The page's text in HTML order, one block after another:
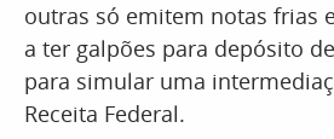
outras só emitem notas frias
a ter galpões para depósito
para simular uma
Receita Federal.